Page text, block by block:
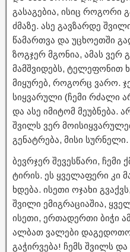
გასაგებია, ისიც როგორი
ძმაზე. ასე გავზარდე
წამართვა და უცხოეთში
ზოგჯერ მგონია, ამას ვერ
მამშვიდებს, ტელეფონით
მიყურებ, როგორც ვარო.
სიყვარული (ჩემი რძალი
და ასე იმიტომ მეუბნება.
შვილს ვერ
გენატრება, მისი სურნელი.
ბევრჯერ შევესწარი,
ტირის. ეს ყველაფერი კი
ხდება. ისეთი ოჯახი
შვილი ემიგრაციაშია,
ისეთი, ერთადერთი ბიჭი
ალბათ ვალები
გაჭირვება! ჩემს შვილს